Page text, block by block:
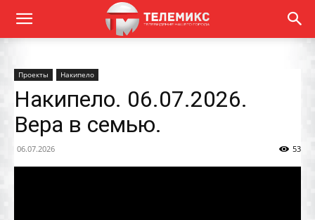
Проекты Накипело
Накипело. 06.07.2026.
Вера в семью.
06.07.2026 53